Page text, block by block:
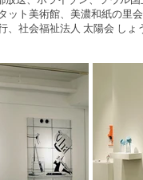
ト美術館、美濃和紙の里
、社会福祉法人 太陽会 し